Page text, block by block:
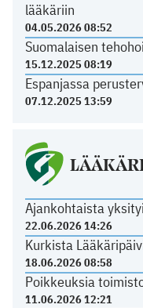
lääkäriin
04.05.2026 08:52
Suomalaisen
15.12.2025 08:19
Espanjassa
07.12.2025 13:59
Ajankohtaista
22.06.2026 14:26
Kurkista
18.06.2026 08:58
Poikkeuksia
11.06.2026 12:21